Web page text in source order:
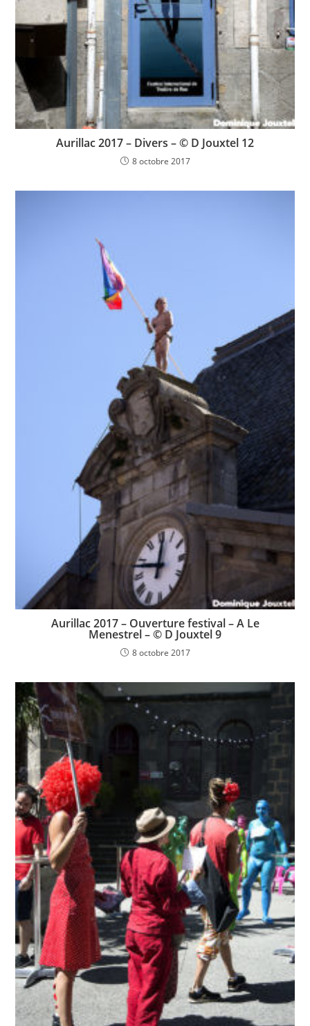
Aurillac 2017 – Divers – © D Jouxtel 12
8 octobre 2017
Aurillac 2017 – Ouverture festival – A Le
Menestrel – © D Jouxtel 9
8 octobre 2017